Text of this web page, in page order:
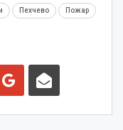
Пехчево Пожар